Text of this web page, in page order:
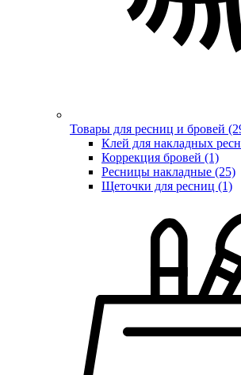
Товары для ресниц и бровей
Клей для накладных
Коррекция бровей (1)
Ресницы накладные (25)
Щеточки для ресниц (1)